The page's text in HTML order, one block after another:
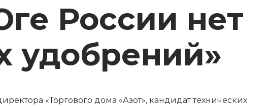
России нет
удобрений»
«Торгового дома «Азот», кандидат технических